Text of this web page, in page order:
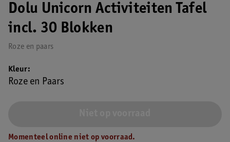
Dolu Unicorn Activiteiten Tafel
incl. 30 Blokken
Roze en paars
Kleur
Roze en Paars
Momenteel online niet op voorraad.